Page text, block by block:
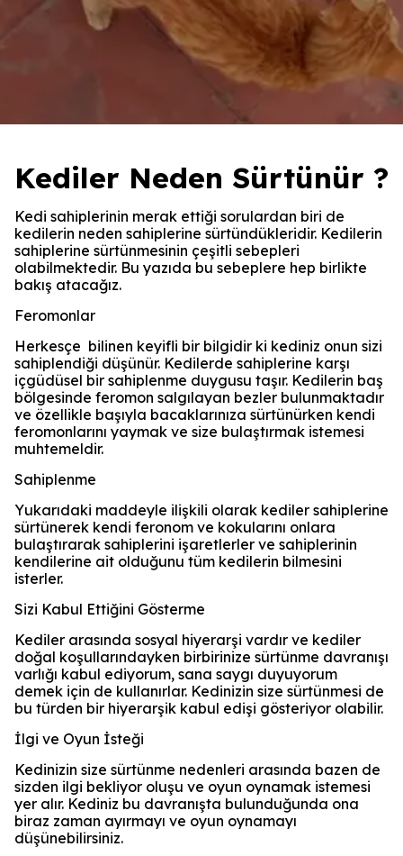
Kediler Neden Sürtünür ?
Kedi sahiplerinin merak ettiği sorulardan biri de
kedilerin neden sahiplerine sürtündükleridir. Kedilerin
sahiplerine sürtünmesinin çeşitli sebepleri
olabilmektedir. Bu yazıda bu sebeplere hep birlikte
bakış atacağız.
Feromonlar
Herkesçe bilinen keyifli bir bilgidir ki kediniz onun sizi
sahiplendiği düşünür. Kedilerde sahiplerine karşı
içgüdüsel bir sahiplenme duygusu taşır. Kedilerin baş
bölgesinde feromon salgılayan bezler bulunmaktadır
ve özellikle başıyla bacaklarınıza sürtünürken kendi
feromonlarını yaymak ve size bulaştırmak istemesi
muhtemeldir.
Sahiplenme
Yukarıdaki maddeyle ilişkili olarak kediler sahiplerine
sürtünerek kendi feronom ve kokularını onlara
bulaştırarak sahiplerini işaretlerler ve sahiplerinin
kendilerine ait olduğunu tüm kedilerin bilmesini
isterler.
Sizi Kabul Ettiğini Gösterme
Kediler arasında sosyal hiyerarşi vardır ve kediler
doğal koşullarındayken birbirinize sürtünme davranışı
varlığı kabul ediyorum, sana saygı duyuyorum
demek için de kullanırlar. Kedinizin size sürtünmesi de
bu türden bir hiyerarşik kabul edişi gösteriyor olabilir.
İlgi ve Oyun İsteği
Kedinizin size sürtünme nedenleri arasında bazen de
sizden ilgi bekliyor oluşu ve oyun oynamak istemesi
yer alır. Kediniz bu davranışta bulunduğunda ona
biraz zaman ayırmayı ve oyun oynamayı
düşünebilirsiniz.